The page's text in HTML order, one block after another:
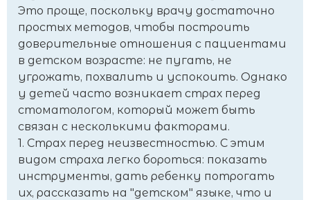
Это проще, поскольку врачу достаточно
простых методов, чтобы построить
доверительные отношения с пациентами
в детском возрасте: не пугать, не
угрожать, похвалить и успокоить. Однако
у детей часто возникает страх перед
стоматологом, который может быть
связан с несколькими факторами.
1. Страх перед неизвестностью. С этим
видом страха легко бороться: показать
инструменты, дать ребенку потрогать
их, рассказать на "детском" языке, что и